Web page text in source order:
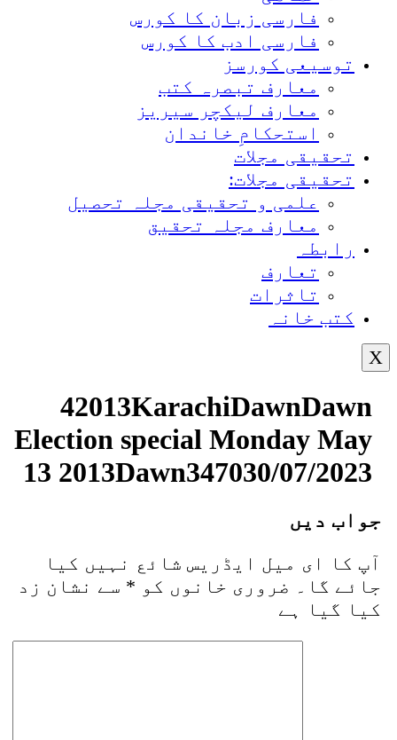
فارسی زبان کا کورس
فارسی ادب کا کورس
توسیعی کورسز
معارف تبصرہ کتب
معارف لیکچر سیریز
استحکامِ خاندان
تحقیقی مجلات
تحقیقی مجلات:
علمی و تحقیقی مجلہ تحصیل
معارف مجلہ تحقیق
رابطہ
تعارف
تاثرات
کتب خانہ
42013KarachiDawnDawn
Election special Monday May
13 2013Dawn347030/07/2023
دیں
کا ای میل ایڈریس شائع نہیں کیا
گا۔
ضروری خانوں کو *سے نشان زد
گیا ہے